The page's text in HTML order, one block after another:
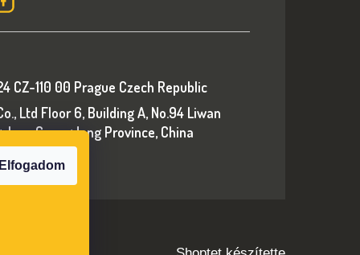
Elfogadom
CZ-110 00 Prague Czech Republic
Ltd Floor 6, Building A, No.94 Liwan
Guangdong Province, China